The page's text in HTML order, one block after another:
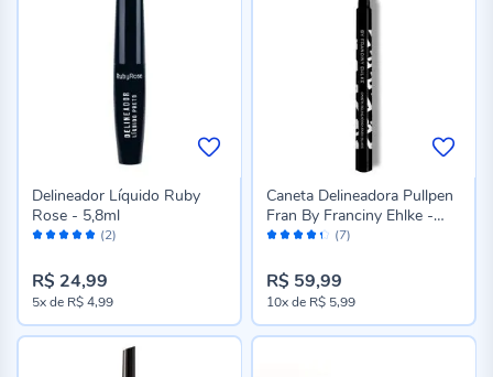
Avaliação: (2)
Delineador Líquido Ruby
Rose - 5,8ml
R$ 24,99
5xde R$ 4,99
Avaliação: (7)
Caneta Delineadora Pullpen
Fran By Franciny Ehlke -
1,2ml
R$ 59,99
10xde R$ 5,99